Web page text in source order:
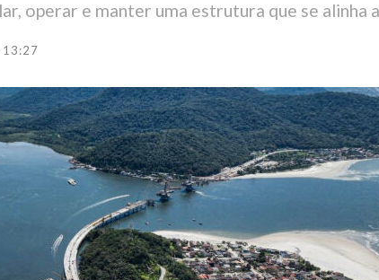
operar e manter uma estrutura que se alinha